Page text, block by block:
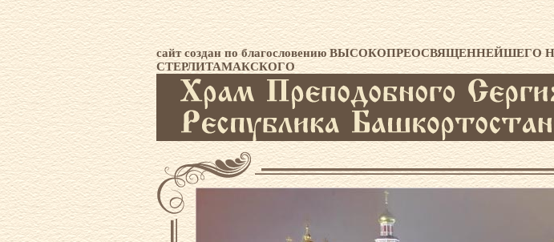
сайт создан по благословению
СТЕРЛИТАМАКСКОГО